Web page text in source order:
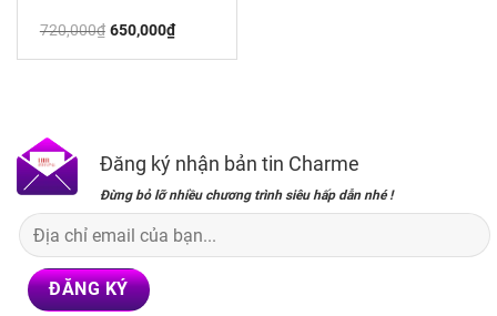
720,000₫ Giá
gốc
650,000₫Giá
hiện
Đăng ký nhận bản tin Charme
Đừng bỏ lỡ nhiều chương trình siêu hấp dẫn nhé !